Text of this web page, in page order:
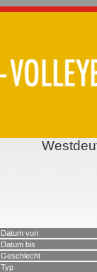
Datum von
Datum bis
Geschlecht
Typ